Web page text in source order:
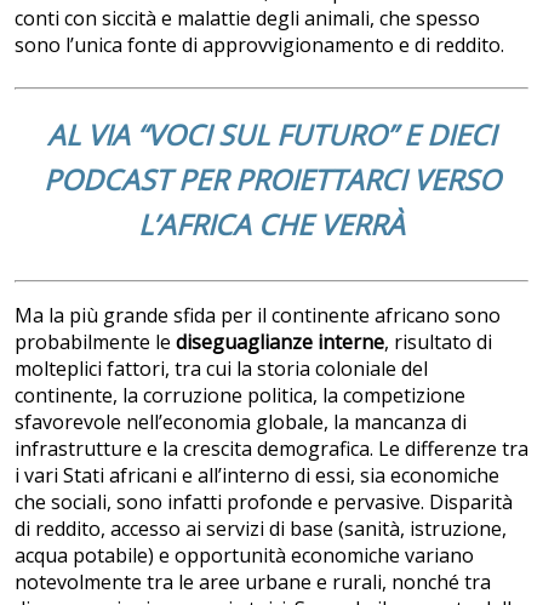
conti con siccità e malattie degli animali, che spesso
sono l’unica fonte di approvvigionamento e di reddito.
AL VIA “VOCI SUL FUTURO” E DIECI
PODCAST PER PROIETTARCI VERSO
L’AFRICA CHE VERRÀ
Ma la più grande sfida per il continente africano sono
probabilmente le diseguaglianze interne, risultato di
molteplici fattori, tra cui la storia coloniale del
continente, la corruzione politica, la competizione
sfavorevole nell’economia globale, la mancanza di
infrastrutture e la crescita demografica. Le differenze tra
i vari Stati africani e all’interno di essi, sia economiche
che sociali, sono infatti profonde e pervasive. Disparità
di reddito, accesso ai servizi di base (sanità, istruzione,
acqua potabile) e opportunità economiche variano
notevolmente tra le aree urbane e rurali, nonché tra